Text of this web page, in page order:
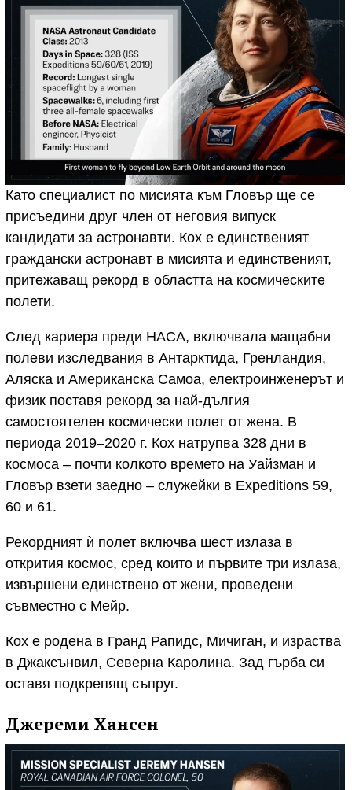
Като специалист по мисията към Гловър ще се
присъедини друг член от неговия випуск
кандидати за астронавти. Кох е единственият
граждански астронавт в мисията и единственият,
притежаващ рекорд в областта на космическите
полети.
След кариера преди НАСА, включвала мащабни
полеви изследвания в Антарктида, Гренландия,
Аляска и Американска Самоа, електроинженерът и
физик поставя рекорд за най-дългия
самостоятелен космически полет от жена. В
периода 2019–2020 г. Кох натрупва 328 дни в
космоса – почти колкото времето на Уайзман и
Гловър взети заедно – служейки в Expeditions 59,
60 и 61.
Рекордният ѝ полет включва шест излаза в
открития космос, сред които и първите три излаза,
извършени единствено от жени, проведени
съвместно с Мейр.
Кох е родена в Гранд Рапидс, Мичиган, и израства
в Джаксънвил, Северна Каролина. Зад гърба си
оставя подкрепящ съпруг.
Джереми Хансен